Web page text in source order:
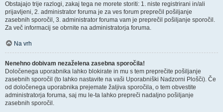
Obstajajo trije razlogi, zakaj tega ne morete storiti: 1. niste registrirani in/ali
prijavljeni, 2. administrator foruma je za ves forum preprečil pošiljanje
zasebnih sporočil, 3. administrator foruma vam je preprečil pošiljanje sporočil.
Za več informacij se obrnite na administratorja foruma.
Na vrh
Nenehno dobivam nezaželena zasebna sporočila!
Določenega uporabnika lahko blokirate in mu s tem preprečite pošiljanje
zasebnih sporočil (to lahko nastavite na vaši Uporabniški Nadzorni Plošči). Če
od določenega uporabnika prejemate žaljiva sporočila, o tem obvestite
administratorja foruma, saj mu le-ta lahko prepreči nadaljno pošiljanje
zasebnih sporočil.